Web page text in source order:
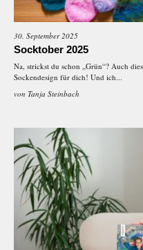
30. September 2025
Socktober 2025
Na, strickst du schon „Grün“? Auch
Sockendesign für dich! Und ich...
von Tanja Steinbach